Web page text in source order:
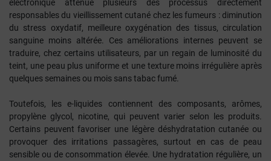
électronique atténue plusieurs des processus directement
responsables du vieillissement cutané chez les fumeurs : diminution
du stress oxydatif, meilleure oxygénation des tissus, circulation
sanguine moins altérée. Ces améliorations internes peuvent se
traduire, chez certains utilisateurs, par un regain de luminosité du
teint, une peau plus uniforme et une texture moins irrégulière après
quelques semaines ou mois sans tabac fumé.
Toutefois, les e-liquides contiennent des composants, arômes,
propylène glycol, nicotine, qui peuvent varier selon les produits.
Certains peuvent favoriser une légère déshydratation cutanée ou
provoquer des irritations passagères, surtout en cas de peau
sensible ou de consommation élevée. Une hydratation régulière, un